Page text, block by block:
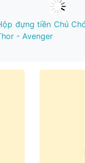
đựng tiền Chú
- Avenger